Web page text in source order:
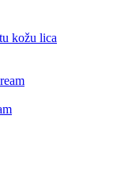
kožu lica